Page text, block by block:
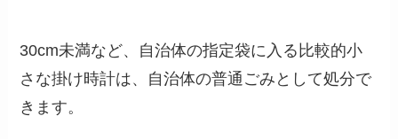
30cm未満など、自治体の指定袋に入る比較的小
さな掛け時計は、自治体の普通ごみとして処分で
きます。